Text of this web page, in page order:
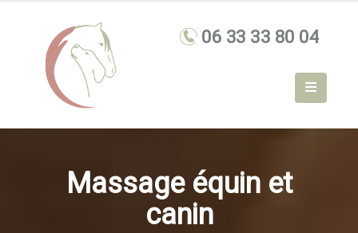
Massage équin et
canin